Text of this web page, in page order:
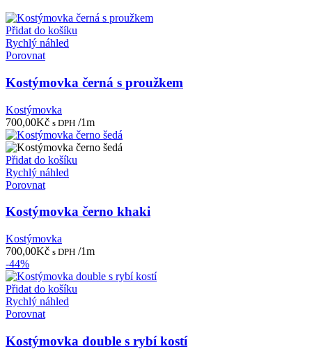
Přidat do košíku
Rychlý náhled
Porovnat
Kostýmovka černá s proužkem
Kostýmovka
700,00Kč s DPH /1m
Přidat do košíku
Rychlý náhled
Porovnat
Kostýmovka černo khaki
Kostýmovka
700,00Kč s DPH /1m
-44%
Přidat do košíku
Rychlý náhled
Porovnat
Kostýmovka double s rybí kostí